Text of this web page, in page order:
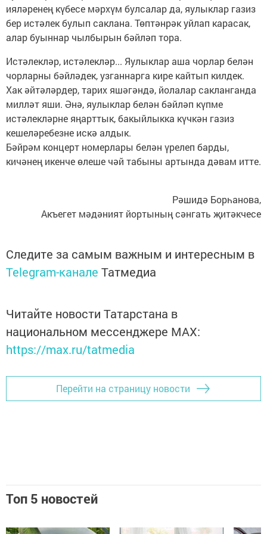
ияләренең күбесе мәрхүм булсалар да, яулыклар газиз
бер истәлек булып саклана. Төптәнрәк уйлап карасак,
алар буыннар чылбырын бәйләп тора.
Истәлекләр, истәлек­ләр... Яулыклар аша чорлар белән
чорларны бәйләдек, узганнарга кире кайтып килдек.
Хак әйтәләрдер, тарих яшәгәндә, йолалар сакланганда
милләт яши. Әнә, яулыклар белән бәйләп күпме
истәлекләрне яңарттык, бакыйлыкка күчкән газиз
кешеләребезне искә алдык.
Бәйрәм концерт номерлары белән үрелеп барды,
кичәнең икенче өлеше чәй табыны артында дәвам итте.
Рәшидә Борһанова,
Акъегет мәдәният йортының сәнгать җитәкчесе
Следите за самым важным и интересным в
Telegram-канале Татмедиа
Читайте новости Татарстана в
национальном мессенджере MАХ:
https://max.ru/tatmedia
Перейти на страницу новости
Топ 5 новостей